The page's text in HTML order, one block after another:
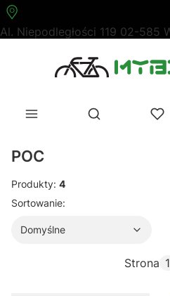
Al. Niepodległości 119 02-585
Otwórz
POC
Produkty: 4
Lista produktów
Sortowanie:
Domyślne
Strona